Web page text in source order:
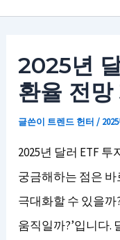
2025년
환율 전망
글쓴이 트렌드 헌터/
2025년 달러 ETF
궁금해하는 점은
극대화할 수 있을까
움직일까?’입니다.